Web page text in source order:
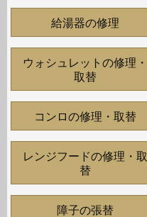
給湯器の修理
ウォシュレットの修理・
取替
コンロの修理・取替
レンジフードの修理・取
替
障子の張替